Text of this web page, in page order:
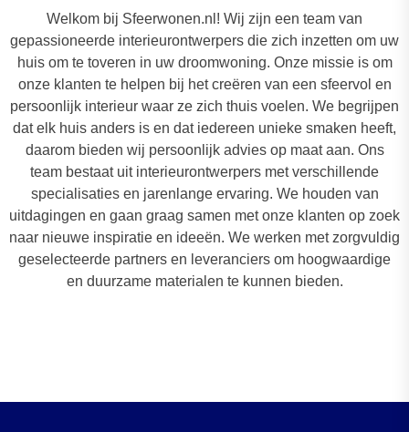
Welkom bij Sfeerwonen.nl! Wij zijn een team van
gepassioneerde interieurontwerpers die zich inzetten om uw
huis om te toveren in uw droomwoning. Onze missie is om
onze klanten te helpen bij het creëren van een sfeervol en
persoonlijk interieur waar ze zich thuis voelen. We begrijpen
dat elk huis anders is en dat iedereen unieke smaken heeft,
daarom bieden wij persoonlijk advies op maat aan. Ons
team bestaat uit interieurontwerpers met verschillende
specialisaties en jarenlange ervaring. We houden van
uitdagingen en gaan graag samen met onze klanten op zoek
naar nieuwe inspiratie en ideeën. We werken met zorgvuldig
geselecteerde partners en leveranciers om hoogwaardige
en duurzame materialen te kunnen bieden.